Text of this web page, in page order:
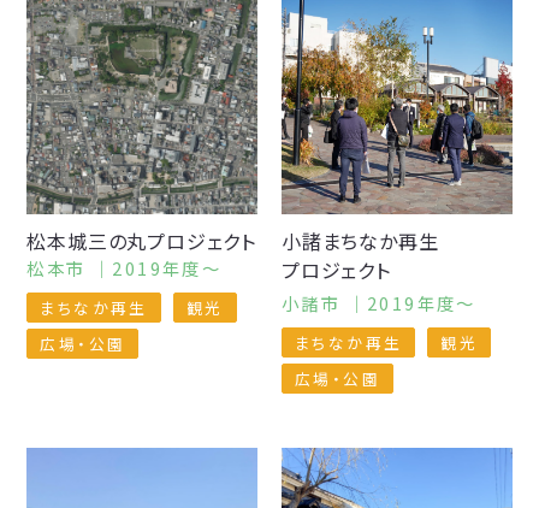
松本城三の丸プロジェクト
松本市 ｜2019年度〜
まちなか再生
観光
広場・公園
小諸まちなか再生
プロジェクト
小諸市 ｜2019年度〜
まちなか再生
観光
広場・公園